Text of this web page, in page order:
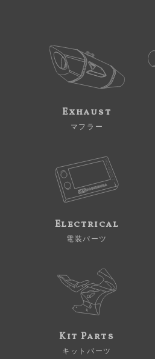
Exhaust
マフラー
Electrical
電装パーツ
Kit Parts
キットパーツ